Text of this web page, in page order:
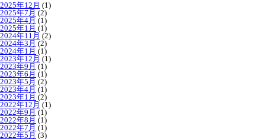
2025年12月 (1)
2025年7月 (2)
2025年4月 (1)
2025年1月 (1)
2024年11月 (2)
2024年3月 (2)
2024年1月 (1)
2023年12月 (1)
2023年9月 (1)
2023年6月 (1)
2023年5月 (2)
2023年4月 (1)
2023年1月 (2)
2022年12月 (1)
2022年9月 (1)
2022年8月 (1)
2022年7月 (1)
2022年5月 (3)